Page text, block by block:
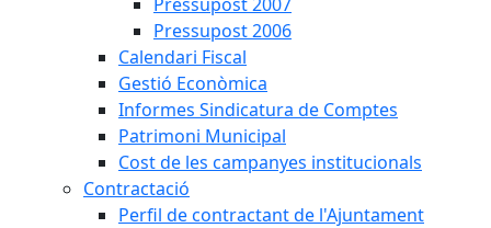
Pressupost 2006
Calendari Fiscal
Gestió Econòmica
Informes Sindicatura de Comptes
Patrimoni Municipal
Cost de les campanyes institucionals
Contractació
Perfil de contractant de l'Ajuntament